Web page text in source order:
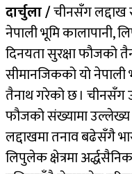
दार्चुला /चीनसँग लद्दाख
नेपाली भूमि कालापानी,
दिनयता सुरक्षा फौजको
सीमानजिकको यो नेपाली
तैनाथ गरेको छ । चीनसँग
फौजको संख्यामा उल्लेख्य
लद्दाखमा तनाव बढेसँगै
लिपुलेक क्षेत्रमा